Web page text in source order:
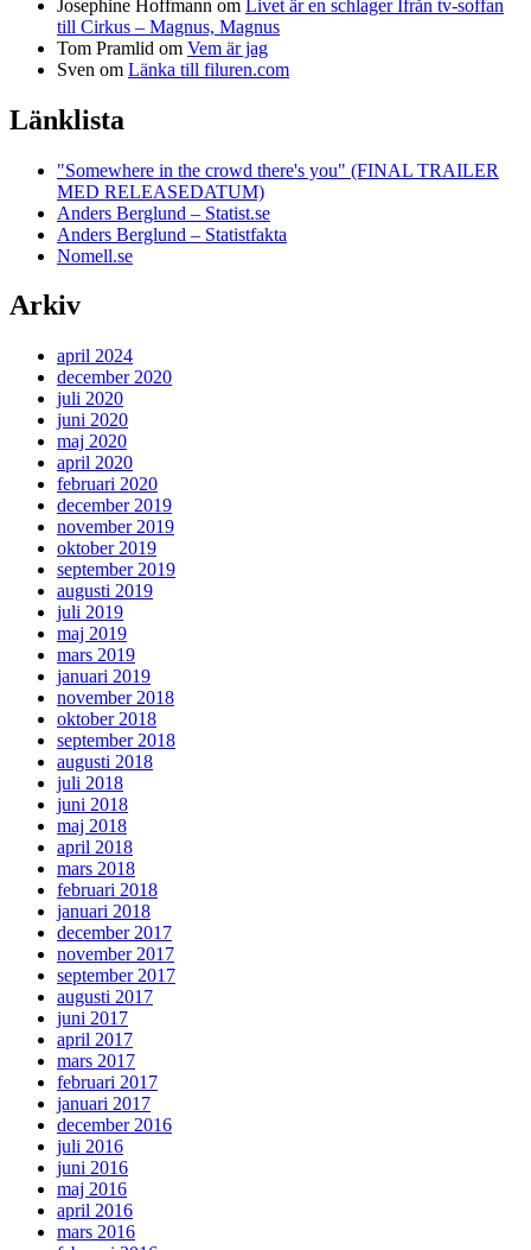
Josephine Hoffmann om
Livet är en schlager Ifrån tv-soffan
till Cirkus – Magnus, Magnus
Tom Pramlid om Vem är jag
Sven om Länka till filuren.com
Länklista
"Somewhere in the crowd there's you" (FINAL TRAILER
MED RELEASEDATUM)
Anders Berglund – Statist.se
Anders Berglund – Statistfakta
Nomell.se
Arkiv
april 2024
december 2020
juli 2020
juni 2020
maj 2020
april 2020
februari 2020
december 2019
november 2019
oktober 2019
september 2019
augusti 2019
juli 2019
maj 2019
mars 2019
januari 2019
november 2018
oktober 2018
september 2018
augusti 2018
juli 2018
juni 2018
maj 2018
april 2018
mars 2018
februari 2018
januari 2018
december 2017
november 2017
september 2017
augusti 2017
juni 2017
april 2017
mars 2017
februari 2017
januari 2017
december 2016
juli 2016
juni 2016
maj 2016
april 2016
mars 2016